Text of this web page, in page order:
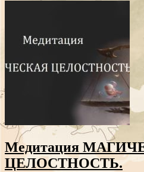
Медитация
ЦЕЛОСТНОСТЬ.